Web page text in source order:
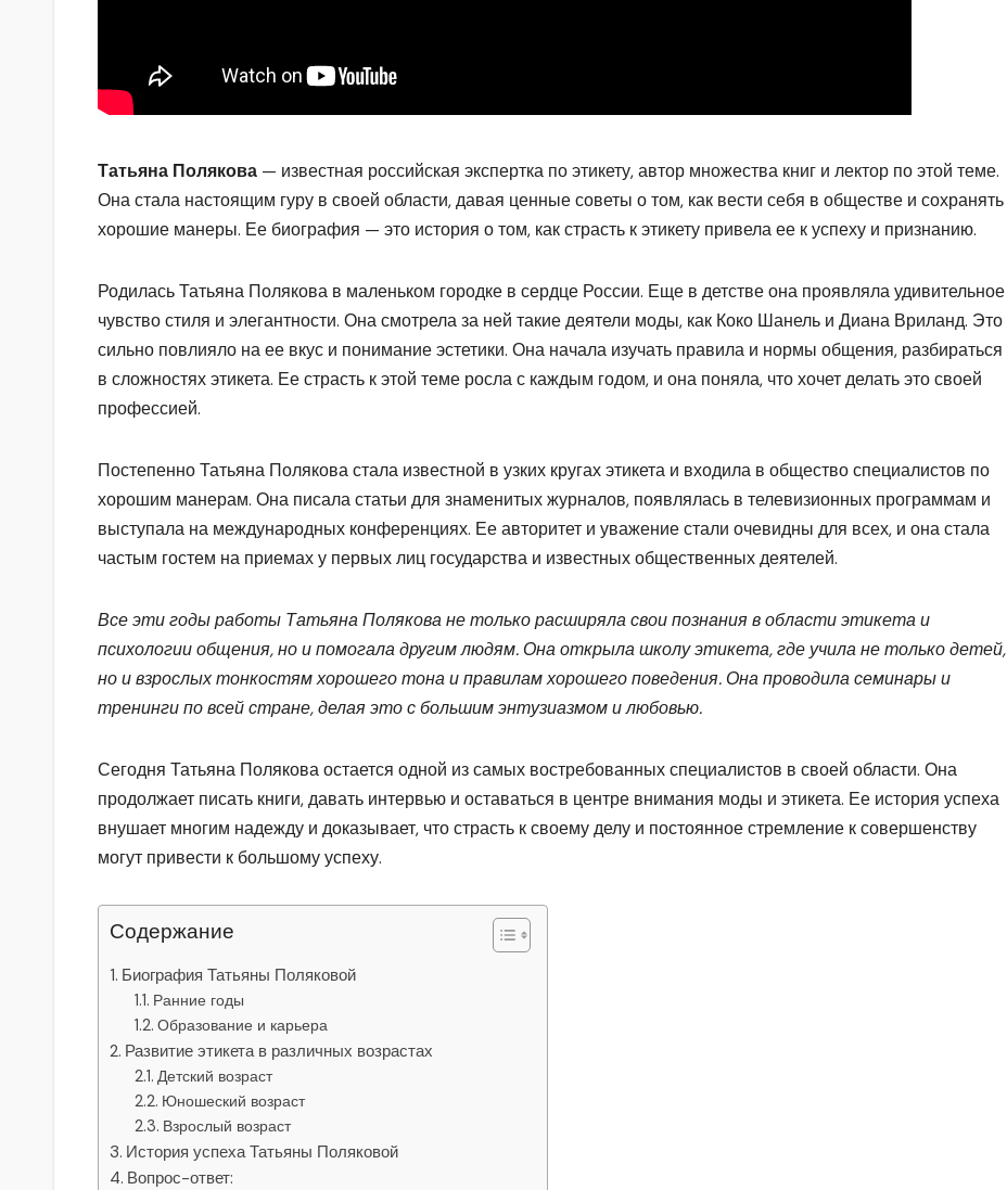
Татьяна Полякова — известная российская экспертка по этикету, автор множества книг и лектор по этой теме.
Она стала настоящим гуру в своей области, давая ценные советы о том, как вести себя в обществе и сохранять
хорошие манеры. Ее биография — это история о том, как страсть к этикету привела ее к успеху и признанию.
Родилась Татьяна Полякова в маленьком городке в сердце России. Еще в детстве она проявляла удивительное
чувство стиля и элегантности. Она смотрела за ней такие деятели моды, как Коко Шанель и Диана Вриланд. Это
сильно повлияло на ее вкус и понимание эстетики. Она начала изучать правила и нормы общения, разбираться
в сложностях этикета. Ее страсть к этой теме росла с каждым годом, и она поняла, что хочет делать это своей
профессией.
Постепенно Татьяна Полякова стала известной в узких кругах этикета и входила в общество специалистов по
хорошим манерам. Она писала статьи для знаменитых журналов, появлялась в телевизионных программам и
выступала на международных конференциях. Ее авторитет и уважение стали очевидны для всех, и она стала
частым гостем на приемах у первых лиц государства и известных общественных деятелей.
Все эти годы работы Татьяна Полякова не только расширяла свои познания в области этикета и
психологии общения, но и помогала другим людям. Она открыла школу этикета, где учила не только детей,
но и взрослых тонкостям хорошего тона и правилам хорошего поведения. Она проводила семинары и
тренинги по всей стране, делая это с большим энтузиазмом и любовью.
Сегодня Татьяна Полякова остается одной из самых востребованных специалистов в своей области. Она
продолжает писать книги, давать интервью и оставаться в центре внимания моды и этикета. Ее история успеха
внушает многим надежду и доказывает, что страсть к своему делу и постоянное стремление к совершенству
могут привести к большому успеху.
Содержание
Биография Татьяны Поляковой
Ранние годы
Образование и карьера
Развитие этикета в различных возрастах
Детский возраст
Юношеский возраст
Взрослый возраст
История успеха Татьяны Поляковой
Вопрос-ответ: